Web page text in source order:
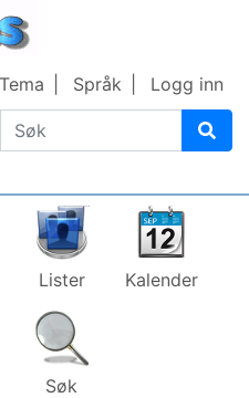
Søk
Tema Språk Logg inn
Lister Kalender
Søk